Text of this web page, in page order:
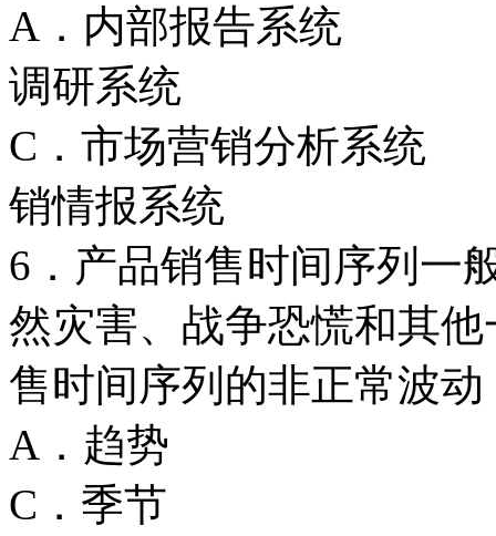
A．内部报告
调研系统
C．市场营销
销情报系统
6．产品销售时间序列一
然灾害、战争恐慌和其
售时间序列的非正常波
A．趋势
C．季节